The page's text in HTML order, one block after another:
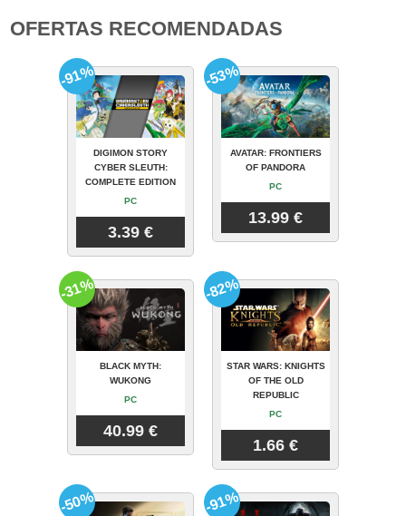
OFERTAS RECOMENDADAS
DIGIMON STORY
CYBER SLEUTH:
COMPLETE EDITION
PC
3.39 €
-91%
AVATAR: FRONTIERS
OF PANDORA
PC
13.99 €
-53%
BLACK MYTH:
WUKONG
PC
40.99 €
-31%
STAR WARS: KNIGHTS
OF THE OLD
REPUBLIC
PC
1.66 €
-82%
-50% -91%